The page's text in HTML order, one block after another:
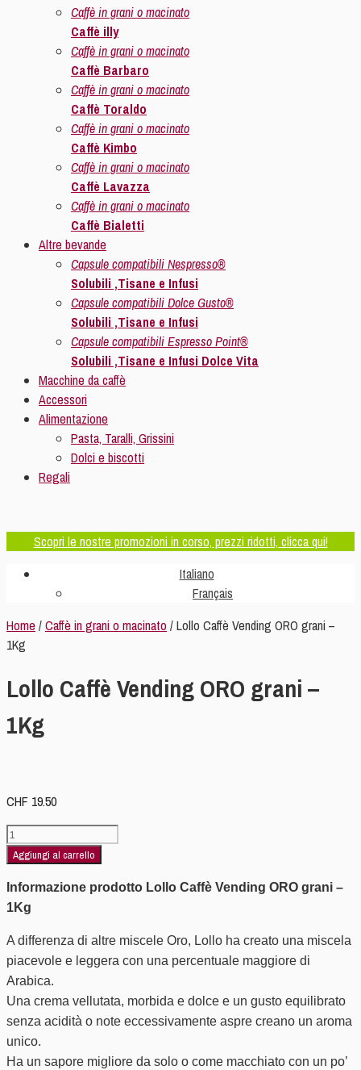
Caffè in grani o macinato
Caffè illy
Caffè in grani o macinato
Caffè Barbaro
Caffè in grani o macinato
Caffè Toraldo
Caffè in grani o macinato
Caffè Kimbo
Caffè in grani o macinato
Caffè Lavazza
Caffè in grani o macinato
Caffè Bialetti
Altre bevande
Capsule compatibili Nespresso®
Solubili ,Tisane e Infusi
Capsule compatibili Dolce Gusto®
Solubili ,Tisane e Infusi
Capsule compatibili Espresso Point®
Solubili ,Tisane e Infusi Dolce Vita
Macchine da caffè
Accessori
Alimentazione
Pasta, Taralli, Grissini
Dolci e biscotti
Regali
Scopri le nostre promozioni in corso, prezzi ridotti, clicca qui!
Italiano
Français
Home /Caffè in grani o macinato / Lollo Caffè Vending ORO grani –
1Kg
Lollo Caffè Vending ORO grani –
1Kg
CHF 19.50
Lollo
Caffè
ORO
grani
1Kg
quantità
Aggiungi al carrello
Informazione prodotto Lollo Caffè Vending ORO grani –
1Kg
A differenza di altre miscele Oro, Lollo ha creato una miscela
piacevole e leggera con una percentuale maggiore di
Arabica.
Una crema vellutata, morbida e dolce e un gusto equilibrato
senza acidità o note eccessivamente aspre creano un aroma
unico.
Ha un sapore migliore da solo o come macchiato con un po’